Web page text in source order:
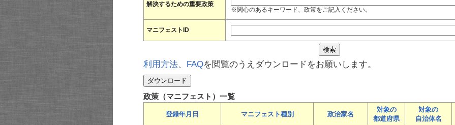
解決するための重要政策
※関心のあるキーワード、政策をご記入ください。
マニフェストID
利用方法、 FAQを閲覧のうえダウンロードをお願いします。
政策（マニフェスト）一覧
登録年月日 マニフェスト種別 政治家名
対象の
都道府県
対象の
自治体名